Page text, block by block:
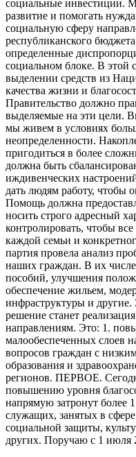
социальные инвестиции.
развитие и помогать
социальную сферу
республиканского
определенные
социальном блоке. В этой
выделении средств из
качества жизни и
Правительство должно
выделяемые на эти цели.
мы живем в условиях
неопределенности.
пригодиться в более
должна быть
иждивенческих
дать людям работу, чтобы
Помощь должна
носить строго адресный
контролировать, чтобы
каждой семьи и
партия провела анализ
наших граждан. В их
пособий, улучшения
обеспечение жильем,
инфраструктуры и
решение станет
направлениям. Это: 1.
малообеспеченных слоев
вопросов граждан с
образования и
регионов. ПЕРВОЕ.
повышению уровня
напрямую затронут более
служащих, занятых в
социальной защиты,
других. Поручаю с 1 июля